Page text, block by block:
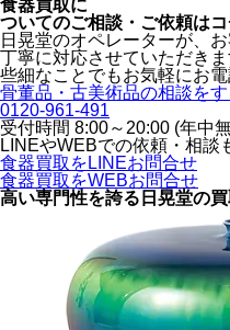
食器買取に
ついてのご相談・ご依頼はコ
日晃堂のオペレーターが、
丁寧に対応させていただきま
些細なことでもお気軽にお電
骨董品・古美術品の相談をす
0120-961-491
受付時間 8:00～20:00 (年中
LINEやWEBでの依頼・相談
食器買取をLINEお問合せ
食器買取をWEBお問合せ
高い専門性を誇る 日晃堂の